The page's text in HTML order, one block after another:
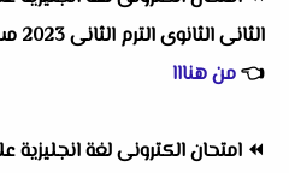
الثانى الثانوى الترم الثانى 2023 مستر خلف عبدالرحمن
👈من هنااا
⏪ امتحان الكترونى لغة